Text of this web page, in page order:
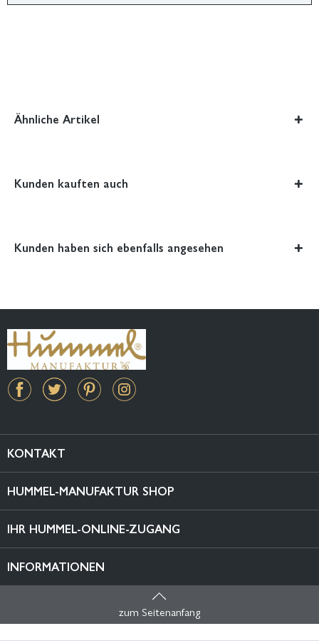
Ähnliche Artikel
Kunden kauften auch
Kunden haben sich ebenfalls angesehen
KONTAKT
HUMMEL-MANUFAKTUR SHOP
IHR HUMMEL-ONLINE-ZUGANG
INFORMATIONEN
zum Seitenanfang